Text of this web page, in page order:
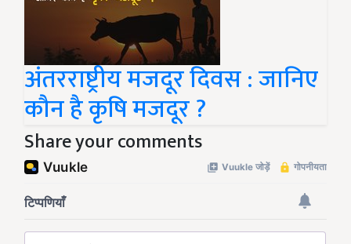
अंतरराष्ट्रीय मजदूर दिवस : जानिए
कौन है कृषि मजदूर ?
Share your comments